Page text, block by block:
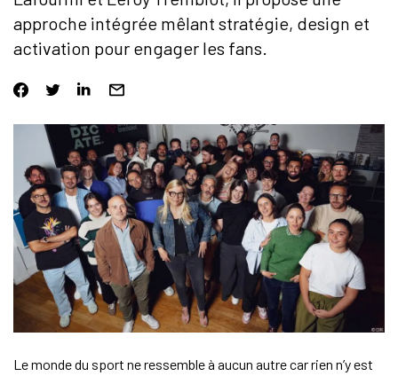
approche intégrée mêlant stratégie, design et
activation pour engager les fans.
Le monde du sport ne ressemble à aucun autre car rien n’y est